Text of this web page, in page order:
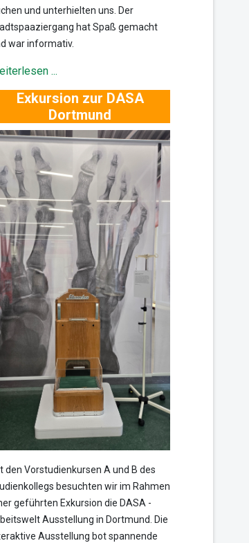
und unterhielten uns. Der
hat Spaß gemacht
war informativ.
...
Exkursion zur DASA
Dortmund
den Vorstudienkursen A und B des
besuchten wir im Rahmen
geführten Exkursion die DASA -
Ausstellung in Dortmund. Die
Ausstellung bot spannende